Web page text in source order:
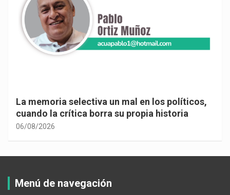
La memoria selectiva un mal en los políticos,
cuando la crítica borra su propia historia
06/08/2026
Menú de navegación